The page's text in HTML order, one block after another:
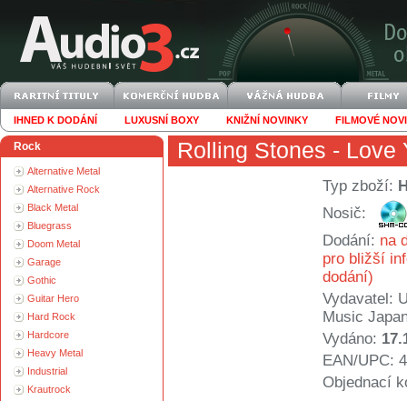
IHNED K DODÁNÍ LUXUSNÍ BOXY KNIŽNÍ NOVINKY FILMOVÉ
Rock
Alternative Metal
Alternative Rock
Black Metal
Bluegrass
Doom Metal
Garage
Gothic
Guitar Hero
Hard Rock
Hardcore
Heavy Metal
Industrial
Krautrock
Rolling Stones - Love
Typ zboží:
Nosič:
Dodání: na
pro bližší
dodání)
Vydavatel:
Music
Vydáno:
EAN/UPC:
Objednací